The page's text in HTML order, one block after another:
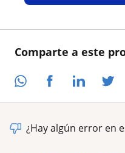
Comparte a este
¿Hay algún error en